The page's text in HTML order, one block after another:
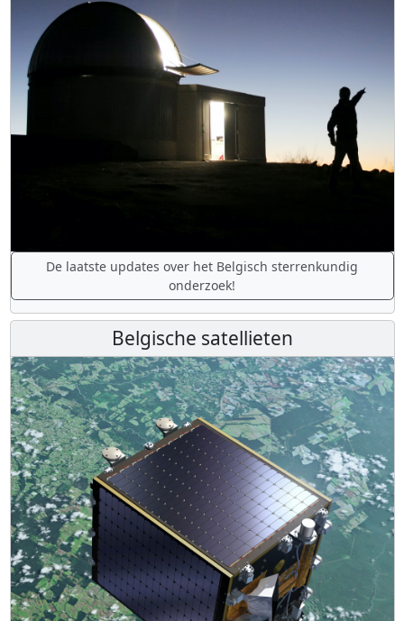
De laatste updates over het Belgisch sterrenkundig
onderzoek!
Belgische satellieten